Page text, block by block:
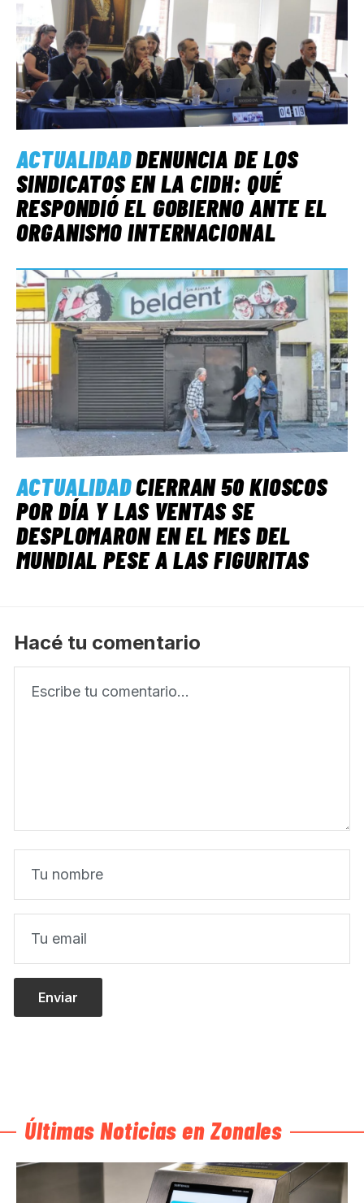
ACTUALIDADDENUNCIA DE LOS
SINDICATOS EN LA CIDH: QUÉ
RESPONDIÓ EL GOBIERNO ANTE EL
ORGANISMO INTERNACIONAL
ACTUALIDADCIERRAN 50 KIOSCOS
POR DÍA Y LAS VENTAS SE
DESPLOMARON EN EL MES DEL
MUNDIAL PESE A LAS FIGURITAS
Hacé tu comentario
Últimas Noticias en Zonales